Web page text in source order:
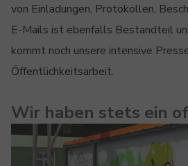
von Einladungen, Protokollen,
E-Mails ist ebenfalls Bestandteil
kommt noch unsere intensive
Öffentlichkeitsarbeit.
Wir haben stets ein
Show larger version